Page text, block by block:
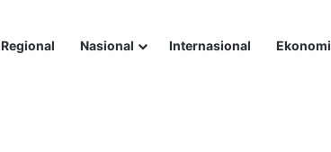
Regional Nasional Internasional Ekonomi